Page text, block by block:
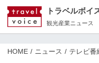
トラベルボイ
観光産業ニュース
HOME ニュース テレビ番